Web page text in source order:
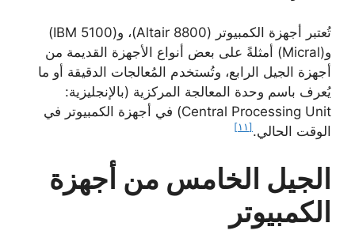
تُعتبر أجهزة الكمبيوتر (Altair 8800)، و(IBM 5100)
و(Micral) أمثلةً على بعض أنواع الأجهزة القديمة من
أجهزة الجيل الرابع، وتُستخدم المُعالجات الدقيقة أو ما
يُعرف باسم وحدة المعالجة المركزية (بالإنجليزية:
Central Processing Unit) في أجهزة الكمبيوتر في
الوقت الحالي. [١١]
الجيل الخامس من أجهزة
الكمبيوتر